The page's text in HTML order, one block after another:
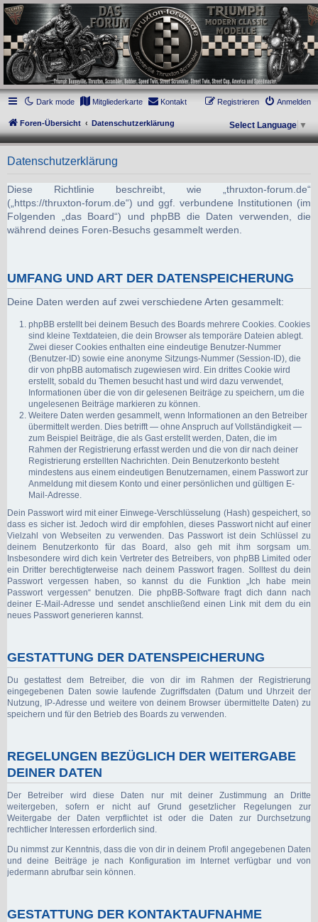
thruxton-forum.de
DAS FORUM! Alles rund um die Triumph Modern Classic Modelle. Das Forum für
die New Bonneville Baureihen ab BJ 2001. Triumph Bonneville, Thruxton,
Scrambler, Bobber, Speed Twin, Street Scrambler, Street Twin, Street Cup, America
und Speedmaster.
Dark mode
Mitgliederkarte Kontakt Anmelden
Registrieren
Foren-Übersicht Datenschutzerklärung Select Language ▼
Datenschutzerklärung
Diese Richtlinie beschreibt, wie „thruxton-forum.de“
(„https://thruxton-forum.de“) und ggf. verbundene Institutionen (im
Folgenden „das Board“) und phpBB die Daten verwenden, die
während deines Foren-Besuchs gesammelt werden.
UMFANG UND ART DER DATENSPEICHERUNG
Deine Daten werden auf zwei verschiedene Arten gesammelt:
phpBB erstellt bei deinem Besuch des Boards mehrere Cookies. Cookies
sind kleine Textdateien, die dein Browser als temporäre Dateien ablegt.
Zwei dieser Cookies enthalten eine eindeutige Benutzer-Nummer
(Benutzer-ID) sowie eine anonyme Sitzungs-Nummer (Session-ID), die
dir von phpBB automatisch zugewiesen wird. Ein drittes Cookie wird
erstellt, sobald du Themen besucht hast und wird dazu verwendet,
Informationen über die von dir gelesenen Beiträge zu speichern, um die
ungelesenen Beiträge markieren zu können.
Weitere Daten werden gesammelt, wenn Informationen an den Betreiber
übermittelt werden. Dies betrifft — ohne Anspruch auf Vollständigkeit —
zum Beispiel Beiträge, die als Gast erstellt werden, Daten, die im
Rahmen der Registrierung erfasst werden und die von dir nach deiner
Registrierung erstellten Nachrichten. Dein Benutzerkonto besteht
mindestens aus einem eindeutigen Benutzernamen, einem Passwort zur
Anmeldung mit diesem Konto und einer persönlichen und gültigen E-
Mail-Adresse.
Dein Passwort wird mit einer Einwege-Verschlüsselung (Hash) gespeichert, so
dass es sicher ist. Jedoch wird dir empfohlen, dieses Passwort nicht auf einer
Vielzahl von Webseiten zu verwenden. Das Passwort ist dein Schlüssel zu
deinem Benutzerkonto für das Board, also geh mit ihm sorgsam um.
Insbesondere wird dich kein Vertreter des Betreibers, von phpBB Limited oder
ein Dritter berechtigterweise nach deinem Passwort fragen. Solltest du dein
Passwort vergessen haben, so kannst du die Funktion „Ich habe mein
Passwort vergessen“ benutzen. Die phpBB-Software fragt dich dann nach
deiner E-Mail-Adresse und sendet anschließend einen Link mit dem du ein
neues Passwort generieren kannst.
GESTATTUNG DER DATENSPEICHERUNG
Du gestattest dem Betreiber, die von dir im Rahmen der Registrierung
eingegebenen Daten sowie laufende Zugriffsdaten (Datum und Uhrzeit der
Nutzung, IP-Adresse und weitere von deinem Browser übermittelte Daten) zu
speichern und für den Betrieb des Boards zu verwenden.
REGELUNGEN BEZÜGLICH DER WEITERGABE
DEINER DATEN
Der Betreiber wird diese Daten nur mit deiner Zustimmung an Dritte
weitergeben, sofern er nicht auf Grund gesetzlicher Regelungen zur
Weitergabe der Daten verpflichtet ist oder die Daten zur Durchsetzung
rechtlicher Interessen erforderlich sind.
Du nimmst zur Kenntnis, dass die von dir in deinem Profil angegebenen Daten
und deine Beiträge je nach Konfiguration im Internet verfügbar und von
jedermann abrufbar sein können.
GESTATTUNG DER KONTAKTAUFNAHME